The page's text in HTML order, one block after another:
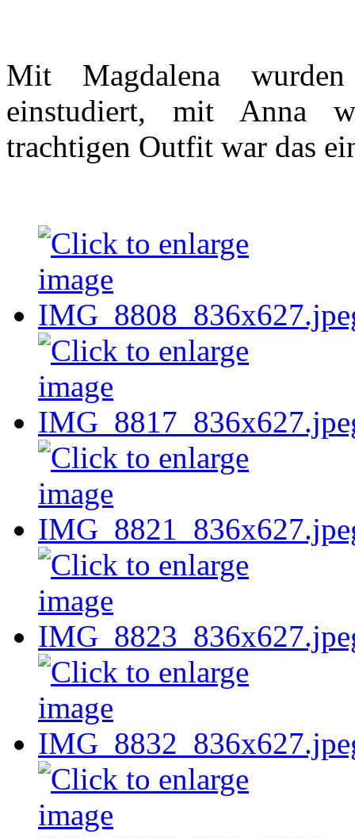
Mit Magdalena
einstudiert, mit Anna
trachtigen Outfit war das